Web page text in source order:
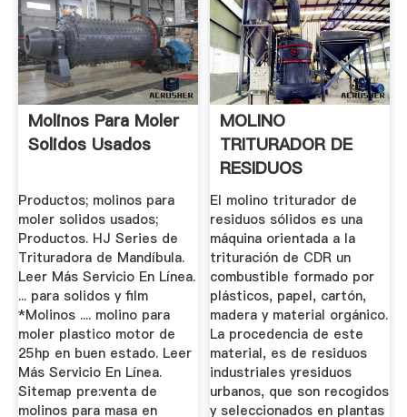
Molinos Para Moler
Solidos Usados
Productos; molinos para
moler solidos usados;
Productos. HJ Series de
Trituradora de Mandíbula.
Leer Más Servicio En Línea.
... para solidos y film
*Molinos .... molino para
moler plastico motor de
25hp en buen estado. Leer
Más Servicio En Línea.
Sitemap pre:venta de
molinos para masa en
MOLINO
TRITURADOR DE
RESIDUOS
SOLIDOS CDR
MP2000
El molino triturador de
residuos sólidos es una
máquina orientada a la
trituración de CDR un
combustible formado por
plásticos, papel, cartón,
madera y material orgánico.
La procedencia de este
material, es de residuos
industriales yresiduos
urbanos, que son recogidos
y seleccionados en plantas